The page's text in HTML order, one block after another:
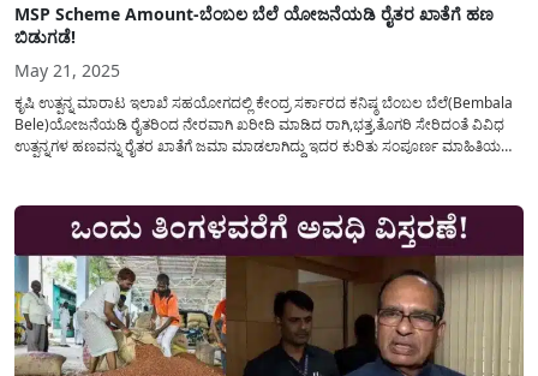
MSP Scheme Amount-ಬೆಂಬಲ ಬೆಲೆ ಯೋಜನೆಯಡಿ ರೈತರ ಖಾತೆಗೆ ಹಣ
ಬಿಡುಗಡೆ!
May 21, 2025
ಕೃಷಿ ಉತ್ಪನ್ನ ಮಾರಾಟ ಇಲಾಖೆ ಸಹಯೋಗದಲ್ಲಿ ಕೇಂದ್ರ ಸರ್ಕಾರದ ಕನಿಷ್ಠ ಬೆಂಬಲ ಬೆಲೆ(Bembala
Bele)ಯೋಜನೆಯಡಿ ರೈತರಿಂದ ನೇರವಾಗಿ ಖರೀದಿ ಮಾಡಿದ ರಾಗಿ,ಭತ್ತ,ತೊಗರಿ ಸೇರಿದಂತೆ ವಿವಿಧ
ಉತ್ಪನ್ನಗಳ ಹಣವನ್ನು ರೈತರ ಖಾತೆಗೆ ಜಮಾ ಮಾಡಲಾಗಿದ್ದು ಇದರ ಕುರಿತು ಸಂಪೂರ್ಣ ಮಾಹಿತಿಯನ್ನು